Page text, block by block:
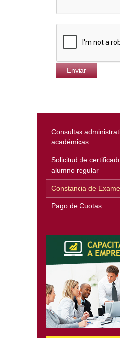
Consultas
académicas
Solicitud de
alumno regular
Constancia de
Pago de Cuotas